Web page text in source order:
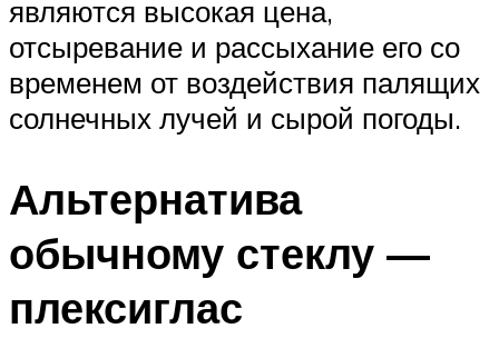
являются высокая цена,
отсыревание и рассыхание его со
временем от воздействия палящих
солнечных лучей и сырой погоды.
Альтернатива
обычному стеклу —
плексиглас